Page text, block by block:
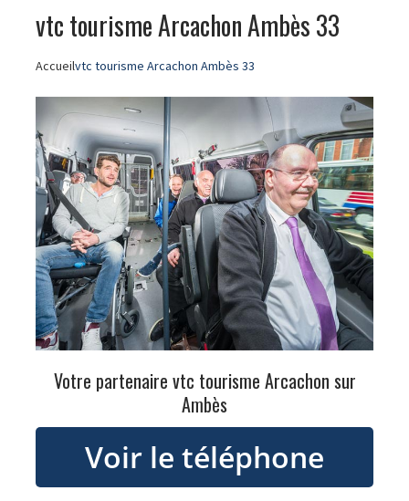
vtc tourisme Arcachon Ambès 33
Accueilvtc tourisme Arcachon Ambès 33
Votre partenaire vtc tourisme Arcachon sur
Ambès